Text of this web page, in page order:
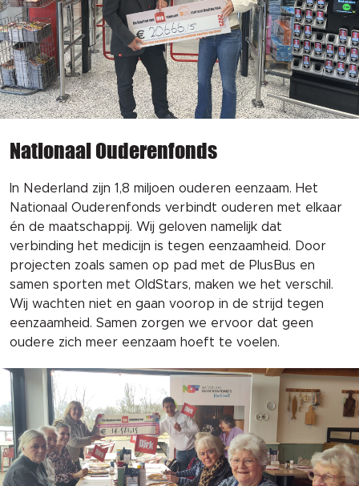
Nationaal Ouderenfonds
In Nederland zijn 1,8 miljoen ouderen eenzaam. Het
Nationaal Ouderenfonds verbindt ouderen met elkaar
én de maatschappij. Wij geloven namelijk dat
verbinding het medicijn is tegen eenzaamheid. Door
projecten zoals samen op pad met de PlusBus en
samen sporten met OldStars, maken we het verschil.
Wij wachten niet en gaan voorop in de strijd tegen
eenzaamheid. Samen zorgen we ervoor dat geen
oudere zich meer eenzaam hoeft te voelen.